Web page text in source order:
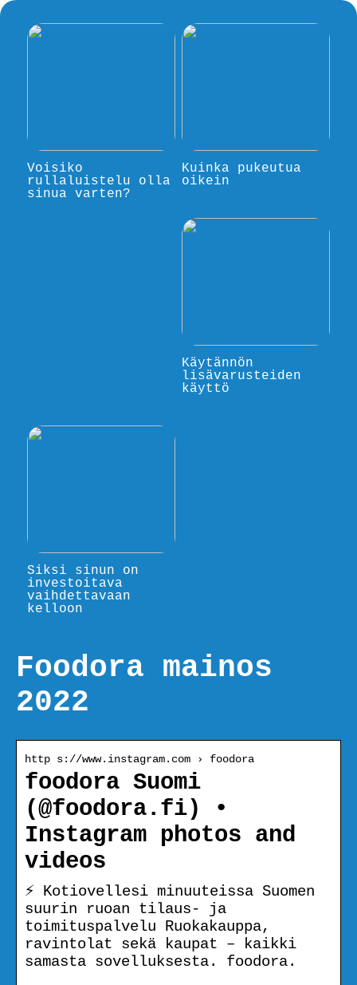
Voisiko
rullaluistelu olla
sinua varten?
Kuinka pukeutua
oikein
Käytännön
lisävarusteiden
käyttö
Siksi sinun on
investoitava
vaihdettavaan
kelloon
Foodora mainos
2022
http s://www.instagram.com › foodora
foodora Suomi
(@foodora.fi) •
Instagram photos and
videos
⚡️ Kotiovellesi minuuteissa Suomen
suurin ruoan tilaus- ja
toimituspalvelu Ruokakauppa,
ravintolat sekä kaupat – kaikki
samasta sovelluksesta. foodora.